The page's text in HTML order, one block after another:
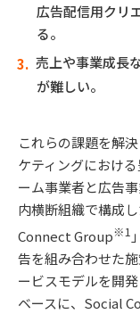
広告配信用クリ
る。
売上や事業成長
が難しい。
これらの課題を解
ケティングにおけ
ーム事業者と広告
内横断組織で構成
Connect Group※1
告を組み合わせた
ービスモデルを開
ベースに、Social